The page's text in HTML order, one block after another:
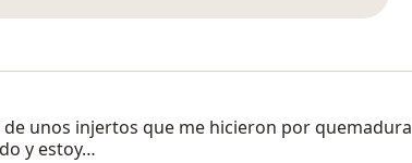
unos injertos que me hicieron por
y estoy…